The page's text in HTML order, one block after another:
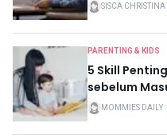
SISCA CHRISTINA
PARENTING & KIDS
5 Skill
sebelum
MOMMIES DAILY ・